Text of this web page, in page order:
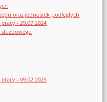
oraz jednostek podległych
- 29.07.2024
- 09.02.2025